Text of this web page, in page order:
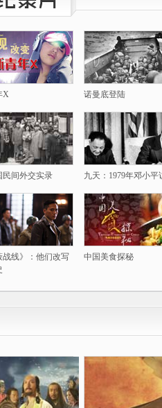
X 诺曼底登陆
民间外交实录 九天：1979年邓小平
战线》：他们改写
中国美食探秘